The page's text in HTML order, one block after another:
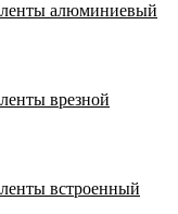
алюминиевый
врезной
встроенный